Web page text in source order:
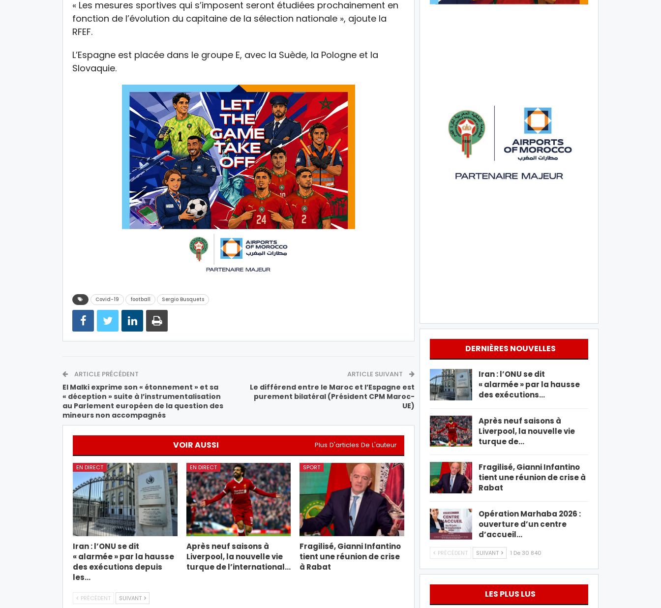
« Les mesures sportives qui s’imposent seront étudiées prochainement en
fonction de l’évolution du capitaine de la sélection nationale », ajoute la
RFEF.
L’Espagne est placée dans le groupe E, avec la Suède, la Pologne et la
Slovaquie.
Covid-19 football Sergio Busquets
ARTICLE PRÉCÉDENT
El Malki exprime son « étonnement » et sa
« déception » suite à l’instrumentalisation
au Parlement européen de la question des
mineurs non accompagnés
ARTICLE SUIVANT
Le différend entre le Maroc et l’Espagne est
purement bilatéral (Président CPM Maroc-
UE)
VOIR AUSSI Plus D'articles De L'auteur
EN DIRECT
Iran : l’ONU se dit
« alarmée » par la hausse
des exécutions depuis
les…
EN DIRECT
Après neuf saisons à
Liverpool, la nouvelle vie
turque de l’international…
SPORT
Fragilisé, Gianni Infantino
tient une réunion de crise
à Rabat
PRÉCÉDENT SUIVANT
DERNIÈRES NOUVELLES
Iran : l’ONU se dit
« alarmée » par la hausse
des exécutions…
Après neuf saisons à
Liverpool, la nouvelle vie
turque de…
Fragilisé, Gianni Infantino
tient une réunion de crise à
Rabat
Opération Marhaba 2026 :
ouverture d’un centre
d’accueil…
PRÉCÉDENT SUIVANT 1 De 30 840
LES PLUS LUS